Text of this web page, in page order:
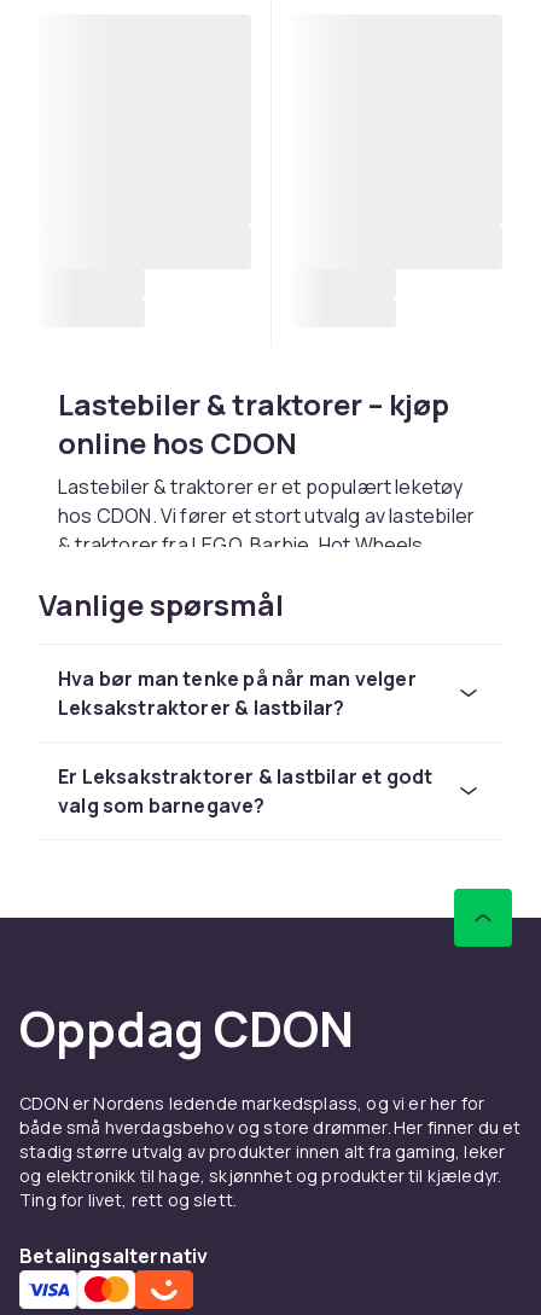
Lastebiler & traktorer – kjøp
online hos CDON
Lastebiler & traktorer er et populært leketøy
hos CDON. Vi fører et stort utvalg av lastebiler
& traktorer fra LEGO, Barbie, Hot Wheels,
priser.
alder og interesser. Hos CDON handler du trygt
med rask levering og enkel retur.
Hos CDON finner du lastebiler & traktorer fra
LEGO, Barbie og Schleich til
LEGO, Barbie og Schleich til
konkurransedyktige priser med rask levering
Sammenlign produkter og les
kundeanmeldelser for å finne beste leketøy. Vi
har et stort sortiment til alle budsjetter.
LEGO, Barbie og Schleich til
konkurransedyktige priser med rask levering
og enkel retur.
Vanlige spørsmål
Hva bør man tenke på når man velger
Leksakstraktorer & lastbilar?
Er Leksakstraktorer & lastbilar et godt
valg som barnegave?
Oppdag CDON
CDON er Nordens ledende markedsplass, og vi er her for
både små hverdagsbehov og store drømmer. Her finner du et
stadig større utvalg av produkter innen alt fra gaming, leker
og elektronikk til hage, skjønnhet og produkter til kjæledyr.
Ting for livet, rett og slett.
Betalingsalternativ